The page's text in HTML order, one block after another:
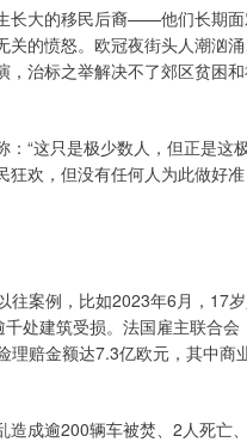
长大的移民后裔——他们长期
的愤怒。欧冠夜街头人潮汹涌
，治标之举解决不了郊区贫困
“这只是极少数人，但正是这
狂欢，但没有任何人为此做好准
往案例，比如2023年6月，17
处建筑受损。法国雇主联合会
理赔金额达7.3亿欧元，其中商
成逾200辆车被焚、2人死亡、